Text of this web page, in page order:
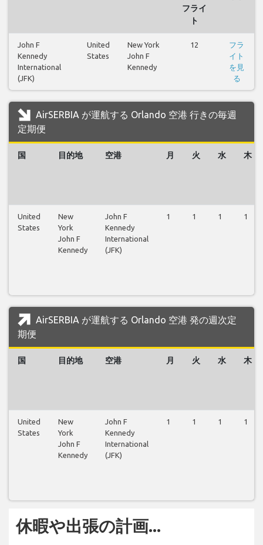
フライ
ト
John F
Kennedy
International
(JFK)
United
States
New York
John F
Kennedy
12
フラ
イト
を見
る
AirSERBIA が運航する Orlando 空港 行きの毎週
定期便
国 目的地 空港 月 火 水 木
United
States
New
York
John F
Kennedy
John F
Kennedy
International
(JFK)
1 1 1 1
AirSERBIA が運航する Orlando 空港 発の週次定
期便
国 目的地 空港 月 火 水 木
United
States
New
York
John F
Kennedy
John F
Kennedy
International
(JFK)
1 1 1 1
休暇や出張の計画...